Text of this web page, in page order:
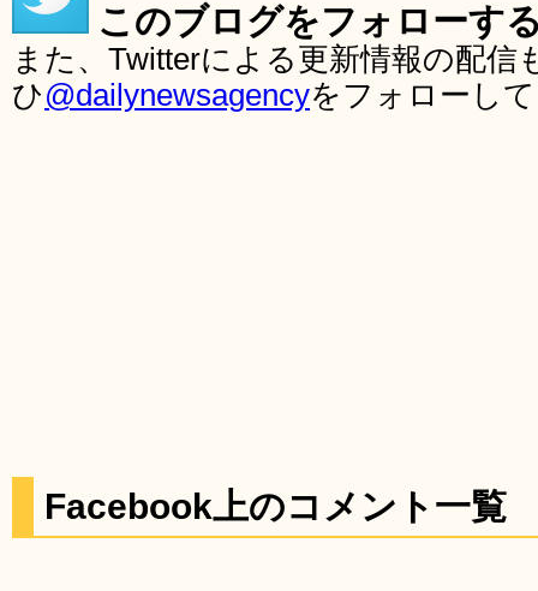
このブログをフォローす
また、Twitterによる更新情報の配
ひ@dailynewsagencyをフォローし
Facebook上のコメント一覧